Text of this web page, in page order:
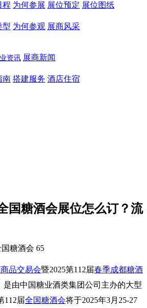
程 为何参展 展位预定 展位图纸
型 为何参观 展商风采
资讯 展商新闻
南 搭建服务 酒店住宿
国糖酒会展位怎么订？流
国糖酒会 65
品交易会暨2025第112届春季成都糖酒
是由中国糖业酒类集团公司主办的大型
112届全国糖酒会将于2025年3月25-27